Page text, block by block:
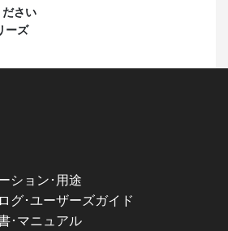
ださい
ーズ
ション･用途
グ･ユーザーズガイド
･マニュアル